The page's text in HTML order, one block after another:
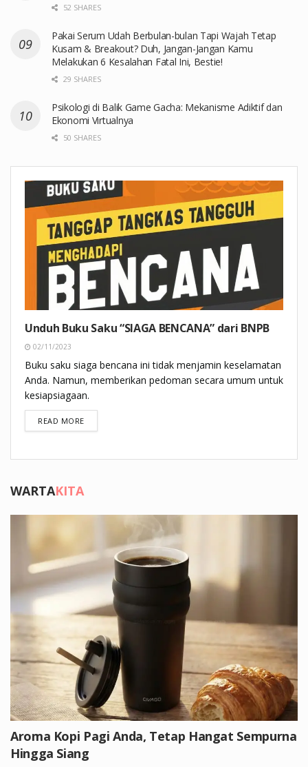
52 SHARES
Pakai Serum Udah Berbulan-bulan Tapi Wajah Tetap
Kusam & Breakout? Duh, Jangan-Jangan Kamu
Melakukan 6 Kesalahan Fatal Ini, Bestie!
29 SHARES
Psikologi di Balik Game Gacha: Mekanisme Adiktif dan
Ekonomi Virtualnya
50 SHARES
Unduh Buku Saku “SIAGA BENCANA” dari BNPB
02/11/2023
Buku saku siaga bencana ini tidak menjamin keselamatan
Anda. Namun, memberikan pedoman secara umum untuk
kesiapsiagaan.
READ MOREDETAILS
WARTAKITA
Aroma Kopi Pagi Anda, Tetap Hangat Sempurna
Hingga Siang